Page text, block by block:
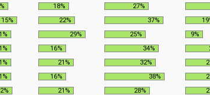
18% 27%
15% 22% 37%
29% 25% 9%
16% 34%
21% 32%
16% 38%
21% 28%